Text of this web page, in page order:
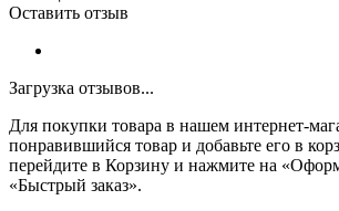
Оставить отзыв
Загрузка отзывов...
Для покупки товара в нашем интернет-
понравившийся товар и добавьте его в
перейдите в Корзину и нажмите на
«Быстрый заказ».